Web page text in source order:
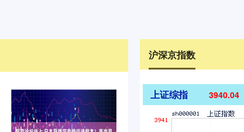
沪深京指数
上证综指 3940.04